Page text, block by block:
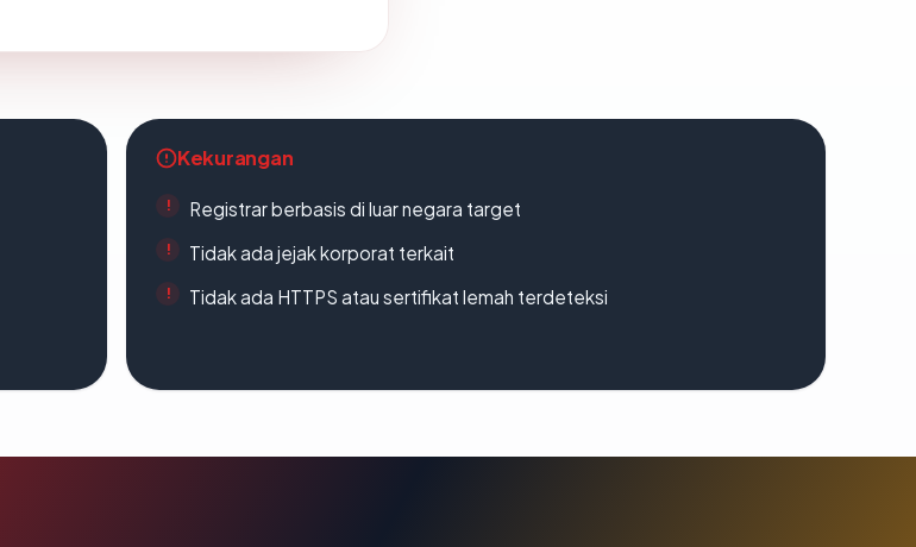
Kekurangan
Registrar berbasis di luar negara target
Tidak ada jejak korporat terkait
Tidak ada HTTPS atau sertifikat lemah terdeteksi